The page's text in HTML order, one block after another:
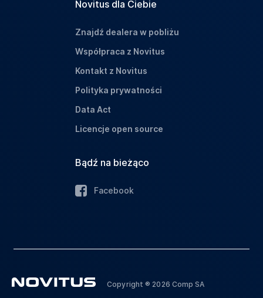
Novitus dla Ciebie
Znajdź dealera w pobliżu
Współpraca z Novitus
Kontakt z Novitus
Polityka prywatności
Data Act
Licencje open source
Bądź na bieżąco
Facebook
Copyright ® 2026 Comp SA